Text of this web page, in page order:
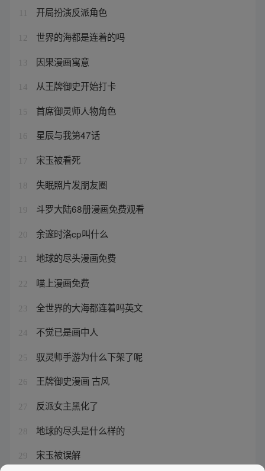
开局扮演反派角色
12 世界的海都是连着的吗
13 因果漫画寓意
14 从王牌御史开始打卡
15 首席御灵师人物角色
16 星辰与我第47话
17 宋玉被看死
18 失眠照片发朋友圈
19 斗罗大陆68册漫画免费观看
20 余邃时洛cp叫什么
21 地球的尽头漫画免费
22 喵上漫画免费
23 全世界的大海都连着吗英文
24 不觉已是画中人
25 驭灵师手游为什么下架了呢
26 王牌御史漫画 古风
27 反派女主黑化了
28 地球的尽头是什么样的
29 宋玉被误解